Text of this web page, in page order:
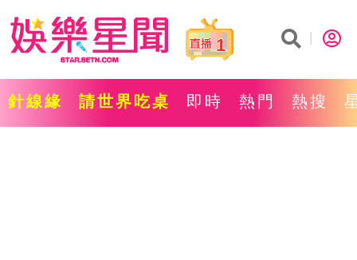
1
針線緣 請世界吃桌 即時 熱門 熱搜